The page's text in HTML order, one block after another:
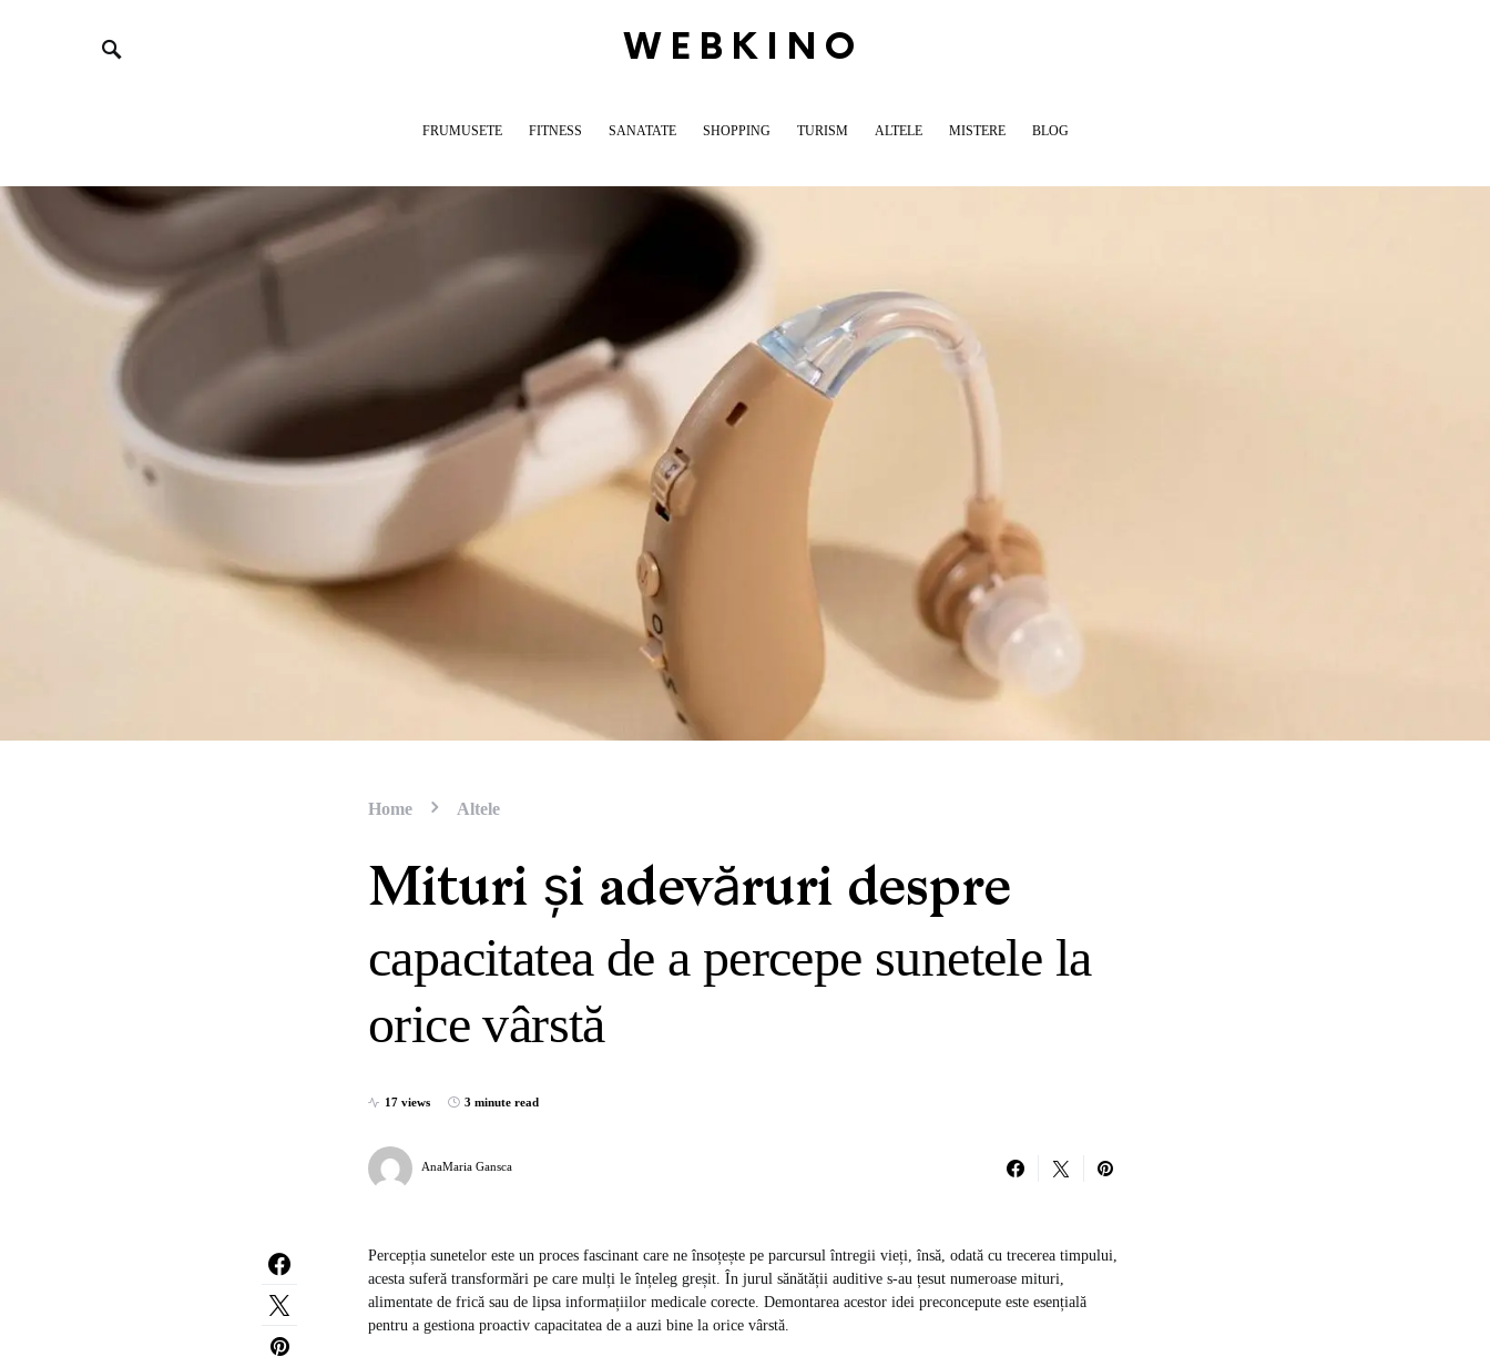
WEBKINO
FRUMUSETE FITNESS SANATATE SHOPPING TURISM ALTELE MISTERE BLOG
Home Altele
Mituri și adevăruri despre
capacitatea de a percepe sunetele la
orice vârstă
17 views 3 minute read
AnaMaria Gansca
Percepția sunetelor este un proces fascinant care ne însoțește pe parcursul întregii vieți, însă, odată cu trecerea timpului,
acesta suferă transformări pe care mulți le înțeleg greșit. În jurul sănătății auditive s-au țesut numeroase mituri,
alimentate de frică sau de lipsa informațiilor medicale corecte. Demontarea acestor idei preconcepute este esențială
pentru a gestiona proactiv capacitatea de a auzi bine la orice vârstă.